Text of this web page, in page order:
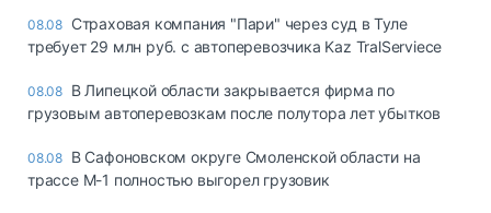
08.08 Страховая компания "Пари" через суд в Туле
требует 29 млн руб. с автоперевозчика Kaz TralServiece
08.08 В Липецкой области закрывается фирма по
грузовым автоперевозкам после полутора лет убытков
08.08 В Сафоновском округе Смоленской области на
трассе М-1 полностью выгорел грузовик